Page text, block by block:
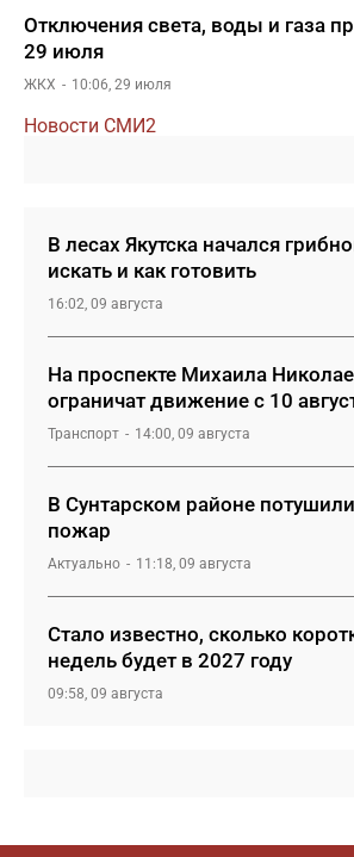
Отключения света, воды и газа
29 июля
ЖКХ 10:06, 29 июля
Новости СМИ2
В лесах Якутска начался
искать и как готовить
16:02, 09 августа
На проспекте Михаила
ограничат движение с 10
Транспорт 14:00, 09 августа
В Сунтарском районе
пожар
Актуально 11:18, 09 августа
Стало известно, сколько
недель будет в 2027 году
09:58, 09 августа